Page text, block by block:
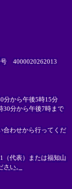
4000020262013
分から午後5時15分
30分から午後7時まで
合わせから行ってくだ
（代表）または福知山
い。